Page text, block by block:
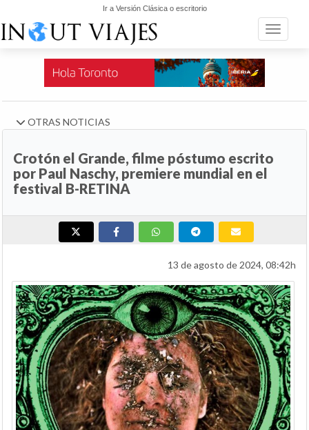
Ir a Versión Clásica o escritorio
Toggle
OTRAS NOTICIAS
Crotón el Grande, filme póstumo escrito
por Paul Naschy, premiere mundial en el
festival B-RETINA
13 de agosto de 2024, 08:42h